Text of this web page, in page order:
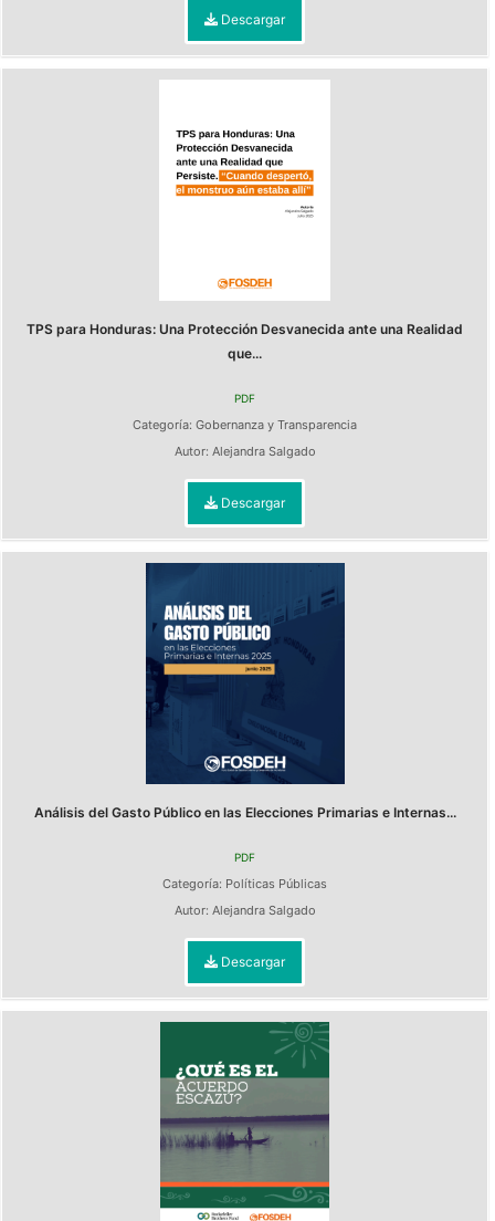
Descargar
TPS para Honduras: Una Protección Desvanecida ante una Realidad
que...
PDF
Categoría: Gobernanza y Transparencia
Autor: Alejandra Salgado
Descargar
Análisis del Gasto Público en las Elecciones Primarias e Internas...
PDF
Categoría: Políticas Públicas
Autor: Alejandra Salgado
Descargar